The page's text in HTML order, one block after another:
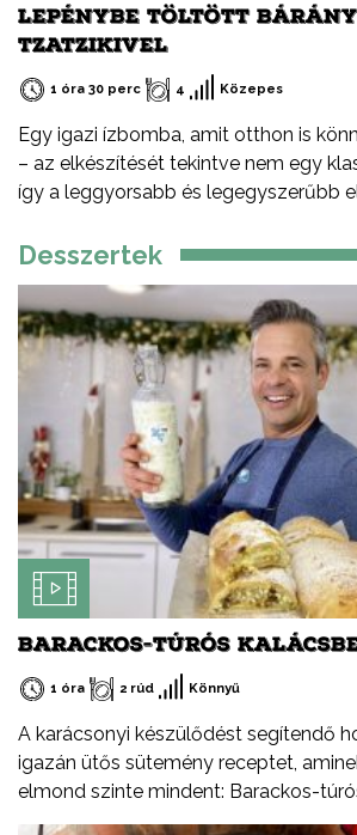
LEPÉNYBE TÖLTÖTT
TZATZIKIVEL
1 óra 30 perc 4 Közepes
Egy igazi ízbomba, amit otthon is
– az elkészítését tekintve nem egy
így a leggyorsabb és legegyszerűbb
érdemes bárányhúst választani?
vitamin-tartalmú. Gazdag íze és lágy
különlegessé teszi az ételeket.
amely az egyik legfenntarthatóbb
Desszertek
BARACKOS-TÚRÓS
1 óra 2 rúd Könnyű
A karácsonyi készülődést segítendő
igazán ütős sütemény receptet,
elmond szinte mindent: Barackos-
nem tévedés, a kalács puhaságát